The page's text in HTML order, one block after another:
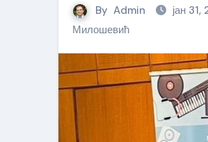
By Admin јан
Милошевић